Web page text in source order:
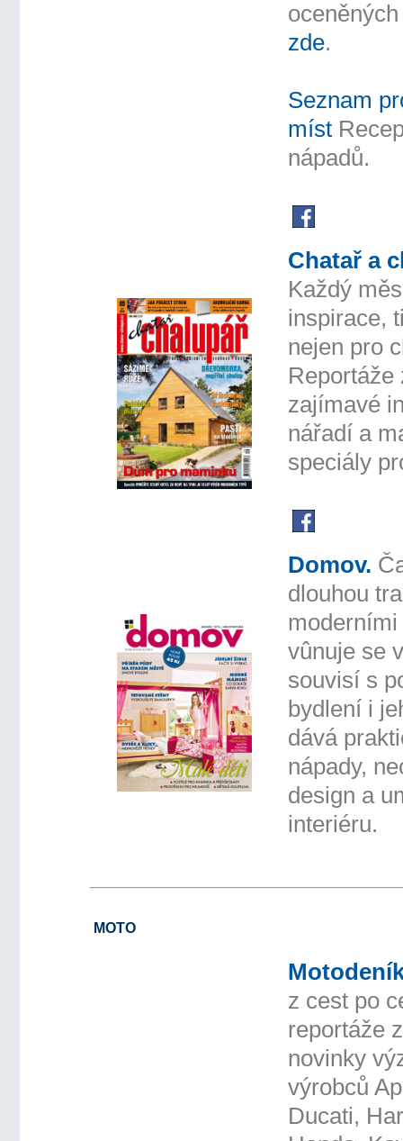
zde.
Seznam
míst
nápadů.
Chatař a
Každý
inspirace,
nejen pro
Reportáže
zajímavé
nářadí a
speciály
Domov.
dlouhou
moderními
vûnuje se
souvisí s
bydlení i
dává
nápady,
design a
interiéru.
MOTO
z cest po
reportáže
novinky
výrobců
Ducati,